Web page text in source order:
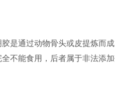
通过动物骨头或皮提炼而
不能食用，后者属于非法添加